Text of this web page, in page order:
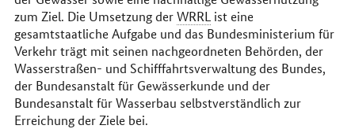
zum Ziel. Die Umsetzung derWRRL ist eine
gesamtstaatliche Aufgabe und das Bundesministerium für
Verkehr trägt mit seinen nachgeordneten Behörden, der
Wasserstraßen- und Schifffahrtsverwaltung des Bundes,
der Bundesanstalt für Gewässerkunde und der
Bundesanstalt für Wasserbau selbstverständlich zur
Erreichung der Ziele bei.